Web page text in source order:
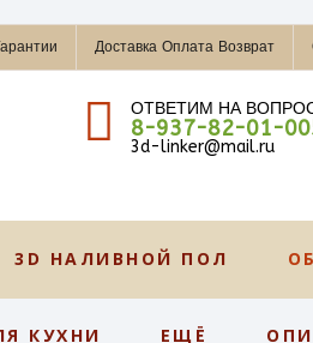
Доставка Оплата Возврат
ОТВЕТИМ НА
8-937-82-01-
3d-linker@mail.ru
3D НАЛИВНОЙ ПОЛ
КУХНИ ЕЩЁ